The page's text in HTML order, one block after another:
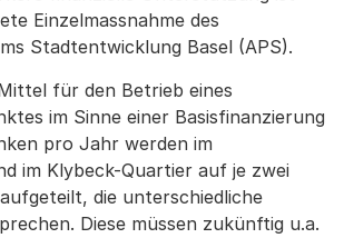
Einzelmassnahme des
Stadtentwicklung Basel (APS).
für den Betrieb eines
im Sinne einer Basisfinanzierung
pro Jahr werden im
im Klybeck-Quartier auf je zwei
die unterschiedliche
Diese müssen zukünftig u.a.